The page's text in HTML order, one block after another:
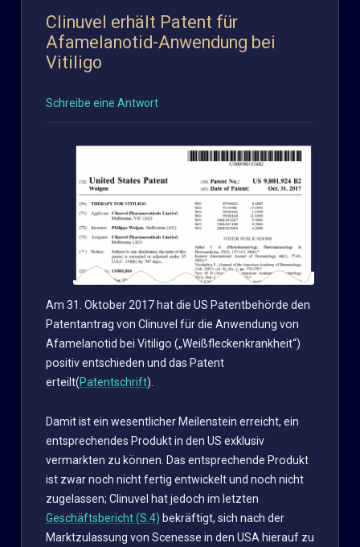
Clinuvel erhält Patent für
Afamelanotid-Anwendung bei
Vitiligo
Schreibe eine Antwort
Am 31. Oktober 2017 hat die US Patentbehörde den
Patentantrag von Clinuvel für die Anwendung von
Afamelanotid bei Vitiligo („Weißfleckenkrankheit“)
positiv entschieden und das Patent
erteilt(Patentschrift).
Damit ist ein wesentlicher Meilenstein erreicht, ein
entsprechendes Produkt in den US exklusiv
vermarkten zu können. Das entsprechende Produkt
ist zwar noch nicht fertig entwickelt und noch nicht
zugelassen; Clinuvel hat jedoch im letzten
Geschäftsbericht (S.4) bekräftigt, sich nach der
Marktzulassung von Scenesse in den USA hierauf zu